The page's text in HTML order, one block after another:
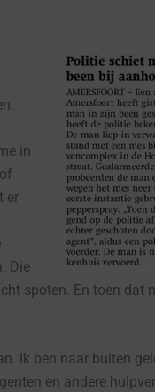
in
er
Die
spoten. En toen dat
Ik ben naar buiten
en andere